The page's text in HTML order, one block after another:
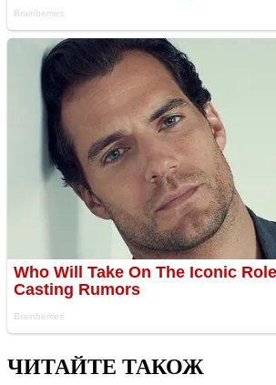
ЧИТАЙТЕ ТАКОЖ